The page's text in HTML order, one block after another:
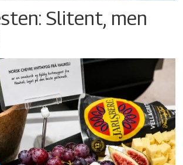
Slitent, men